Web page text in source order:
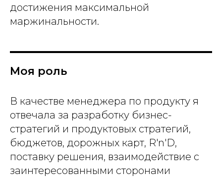
достижения максимальной
маржинальности.
Моя роль
В качестве менеджера по продукту я
отвечала за разработку бизнес-
стратегий и продуктовых стратегий,
бюджетов, дорожных карт, R'n'D,
поставку решения, взаимодействие с
заинтересованными сторонами